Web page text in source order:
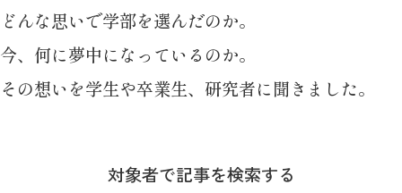
どんな思いで学部を選んだのか。
今、何に夢中になっているのか。
その想いを学生や卒業生、研究者に聞きました。
対象者で記事を検索する